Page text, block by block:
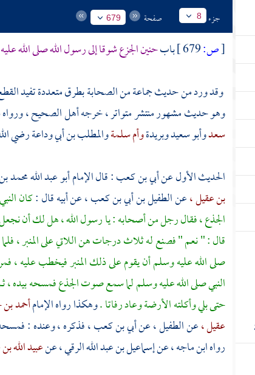
جزء 8 صفحة 679
[ص: بابحنين الجزع شوقا إلى رسول الله صلى الله
وقد ورد من حديث جماعة من الصحابة بطرق متعددة تفيد
وهو حديث مشهور منتشر متواتر ، خرجه أهل الصحيح ،
سعدوأبو سعيدوبريدةوأم سلمةوالمطلب بن أبي وداعةرضي
الحديث الأول عنأبي بن كعب: قال الإمامأبو عبد الله
بن عقيل ،عنالطفيل بن أبي بن كعب ،عن أبيه قال :كان
الجذع ، فقال رجل من أصحابه : يا رسول الله ، هل لك أن نجعل
قال : " نعم " فصنع له ثلاث درجات هن اللاتي على المنبر ،
صلى الله عليه وسلم أن يقوم على ذلك المنبر فيخطب عليه ،
النبي صلى الله عليه وسلم لما سمع صوت الجذع فمسحه بيده ،
حتى بلي وأكلته الأرضة وعاد رفاتا .وهكذا رواه الإمامأحمد
عقيل ،عنالطفيل ،عنأبي بن كعب ،فذكره ، وعنده :
رواهابن ماجه ،عنإسماعيل بن عبد الله الرقي ،عنعبيد الله